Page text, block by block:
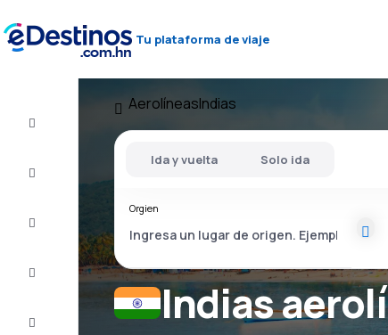
Tu plataforma de viaje
Completa
el viaje
AerolíneasIndias
Indias
Ida y vuelta Solo ida
Orgien